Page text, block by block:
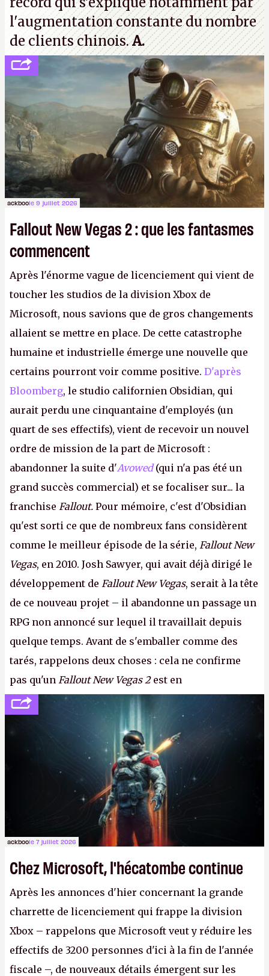
l'augmentation constante du nombre
de clients chinois.A.
ackboole 9 juillet 2026
Fallout New Vegas 2 : que les fantasmes
commencent
Après l'énorme vague de licenciement qui vient de
toucher les studios de la division Xbox de
Microsoft, nous savions que de gros changements
allaient se mettre en place. De cette catastrophe
humaine et industrielle émerge une nouvelle que
certains pourront voir comme positive. D'après
Bloomberg, le studio californien Obsidian, qui
aurait perdu une cinquantaine d'employés (un
quart de ses effectifs), vient de recevoir un nouvel
ordre de mission de la part de Microsoft :
abandonner la suite d'Avowed(qui n'a pas été un
grand succès commercial) et se focaliser sur... la
franchise Fallout. Pour mémoire, c'est d'Obsidian
qu'est sorti ce que de nombreux fans considèrent
comme le meilleur épisode de la série, Fallout New
Vegas, en 2010. Josh Sawyer, qui avait déjà dirigé le
développement de Fallout New Vegas, serait à la tête
de ce nouveau projet – il abandonne un passage un
RPG non annoncé sur lequel il travaillait depuis
quelque temps. Avant de s'emballer comme des
tarés, rappelons deux choses : cela ne confirme
pas qu'un Fallout New Vegas 2est en
développement (pour ce que l'on sait, ils bossent
peut-être sur
Fallout Football ou
Fallout vs. Les
Lapins Crétins) et l'Obsidian d'aujourd'hui n'est plus
le même studio qu'il y a 15 ans. Mais bon, OK, on
peut commencer à fantasmer.A.
ackboole 7 juillet 2026
Chez Microsoft, l'hécatombe continue
Après les annonces d'hier concernant la grande
charrette de licenciement qui frappe la division
Xbox – rappelons que Microsoft veut y réduire les
effectifs de 3200 personnes d'ici à la fin de l'année
fiscale –, de nouveaux détails émergent sur les